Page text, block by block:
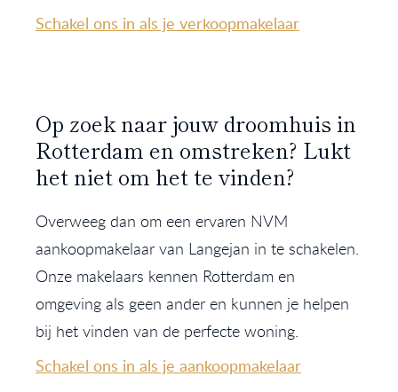
Schakel ons in als je verkoopmakelaar
Op zoek naar jouw droomhuis in
Rotterdam en omstreken? Lukt
het niet om het te vinden?
Overweeg dan om een ervaren NVM
aankoopmakelaar van Langejan in te schakelen.
Onze makelaars kennen Rotterdam en
omgeving als geen ander en kunnen je helpen
bij het vinden van de perfecte woning.
Schakel ons in als je aankoopmakelaar